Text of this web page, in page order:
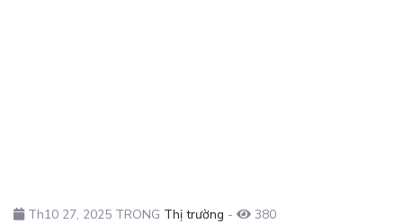
Th10 27, 2025 TRONG Thị trường - 380